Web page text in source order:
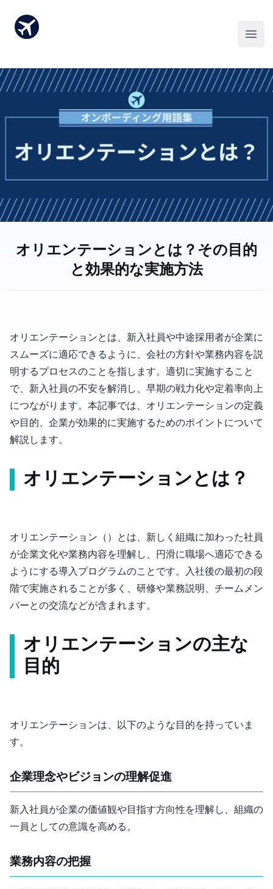
オリエンテーションとは？その目的
と効果的な実施方法
オリエンテーションとは、新入社員や中途採用者が企業に
スムーズに適応できるように、会社の方針や業務内容を説
明するプロセスのことを指します。適切に実施すること
で、新入社員の不安を解消し、早期の戦力化や定着率向上
につながります。本記事では、オリエンテーションの定義
や目的、企業が効果的に実施するためのポイントについて
解説します。
オリエンテーションとは？
オリエンテーション（Orientation）とは、新しく組織に加わった社員
が企業文化や業務内容を理解し、円滑に職場へ適応できる
ようにする導入プログラムのことです。入社後の最初の段
階で実施されることが多く、研修や業務説明、チームメン
バーとの交流などが含まれます。
オリエンテーションの主な
目的
オリエンテーションは、以下のような目的を持っていま
す。
企業理念やビジョンの理解促進
新入社員が企業の価値観や目指す方向性を理解し、組織の
一員としての意識を高める。
業務内容の把握